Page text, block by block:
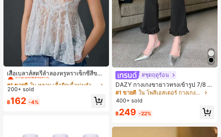
เสื้อเบลาส์สตรีลำลองหรูหราเซ็กซี่สีขาว
จับจีบลูกไม้เปิดหลังสำหรับฤดูร้อน
#1 ขายดี
เกือบหมดแล้ว!
#1 ขายดี
เกือบหมดแล้ว!
#1 ขายดี
เกือบหมดแล้ว!
#1 ขายดี
ใน หลวม เสื้อยืดเนื้อนุ่มสำหรับใส่ทุกวัน
200+ sold
฿162 -4%
#ชุดฤดูร้อน
DAZY กางเกงขายาวทรงเข้ารูป 7/8 ส่
วนสำหรับผู้หญิง กางเกงลำลอง กางเกง
เดรสผู้หญิง
#1 ขายดี
ใน โพลีเอสเตอร์ กางเกงผู้หญิง
400+ sold
฿249 -22%